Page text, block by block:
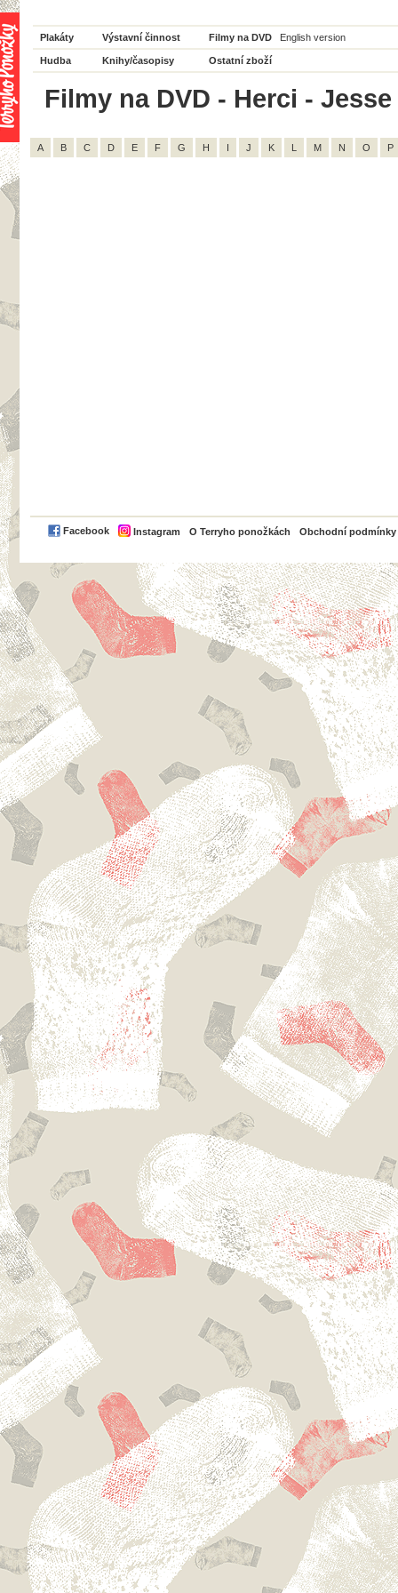
Plakáty Výstavní činnost Filmy na DVD English version
Hudba Knihy/časopisy Ostatní zboží
Filmy na DVD - Herci -
A B C D E F G H I J K L M N O P
Facebook Instagram O Terryho ponožkách Obchodní podmínky
PayPal